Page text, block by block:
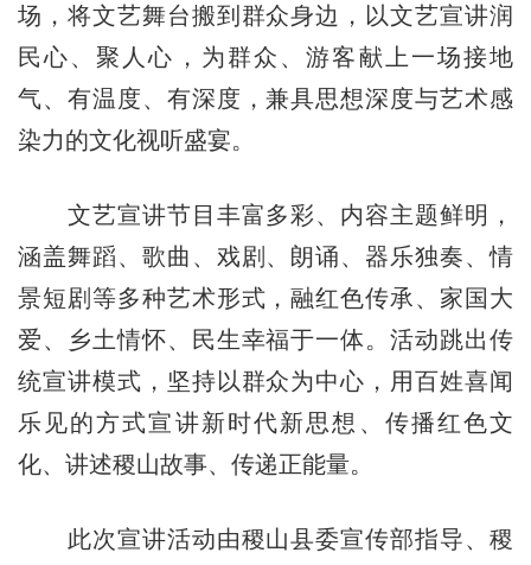
场，将文艺舞台搬到群众身边，以文艺宣讲润
民心、聚人心，为群众、游客献上一场接地
气、有温度、有深度，兼具思想深度与艺术感
染力的文化视听盛宴。
文艺宣讲节目丰富多彩、内容主题鲜明，
涵盖舞蹈、歌曲、戏剧、朗诵、器乐独奏、情
景短剧等多种艺术形式，融红色传承、家国大
爱、乡土情怀、民生幸福于一体。活动跳出传
统宣讲模式，坚持以群众为中心，用百姓喜闻
乐见的方式宣讲新时代新思想、传播红色文
化、讲述稷山故事、传递正能量。
此次宣讲活动由稷山县委宣传部指导、稷